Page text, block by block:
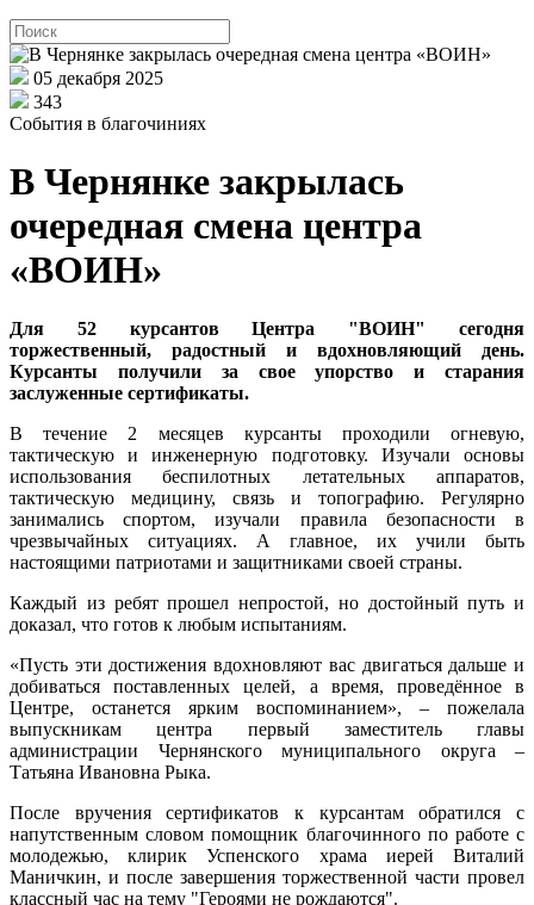
05 декабря 2025
343
События в благочиниях
В Чернянке закрылась
очередная смена центра
«ВОИН»
Для 52 курсантов Центра "ВОИН" сегодня
торжественный, радостный и вдохновляющий день.
Курсанты получили за своеупорство и старания
заслуженные сертификаты.
В течение 2 месяцев курсанты проходили огневую,
тактическую и инженерную подготовку. Изучали основы
использования беспилотных летательных аппаратов,
тактическую медицину, связь и топографию.
Регулярно
занимались спортом, изучали правила безопасности в
чрезвычайных ситуациях. А главное, их учили быть
настоящими патриотами и защитниками своей страны.
Каждый из ребятпрошел непростой, но достойный путь и
доказал, что готов к любым испытаниям.
«Пусть эти достижения вдохновляют вас двигаться дальше и
добиваться поставленных целей, а время, проведённое в
Центре, останется ярким воспоминанием», – пожелала
выпускникам центра первый заместитель главы
администрации Чернянского муниципального округа –
Татьяна Ивановна Рыка.
После вручения сертификатов к курсантам обратился с
напутственным словом помощник благочинного по работе с
молодежью,клирик Успенского храма иерей Виталий
Маничкин, и после завершения торжественной части провел
классный час на тему "Героями не рождаются".